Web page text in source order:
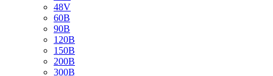
48V
60В
90В
120В
150В
200В
300В